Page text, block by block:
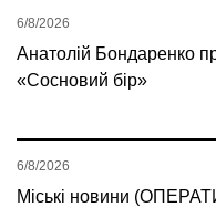
Анатолій Бондаренко
«Сосновий бір»
6/8/2026
Міські новини
6/8/2026